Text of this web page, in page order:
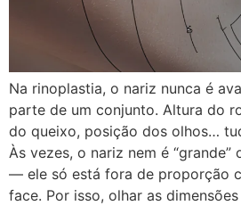
Na rinoplastia, o nariz nunca é
parte de um conjunto. Altura do
do queixo, posição dos olhos…
Às vezes, o nariz nem é “grande”
— ele só está fora de proporção
face. Por isso, olhar as